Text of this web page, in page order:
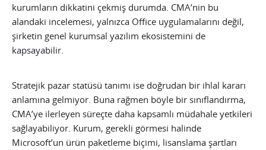
kurumların dikkatini çekmiş durumda. CMA’nin bu
alandaki incelemesi, yalnızca Office uygulamalarını değil,
şirketin genel kurumsal yazılım ekosistemini de
kapsayabilir.
Stratejik pazar statüsü tanımı ise doğrudan bir ihlal kararı
anlamına gelmiyor. Buna rağmen böyle bir sınıflandırma,
CMA’ye ilerleyen süreçte daha kapsamlı müdahale yetkileri
sağlayabiliyor. Kurum, gerekli görmesi halinde
Microsoft’un ürün paketleme biçimi, lisanslama şartları